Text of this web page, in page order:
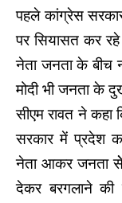
पहले कांग्रेस
पर सियासत कर
नेता जनता के बीच
मोदी भी जनता के
सीएम रावत ने कहा
सरकार में प्रदेश
नेता आकर जनता
देकर बरगलाने की